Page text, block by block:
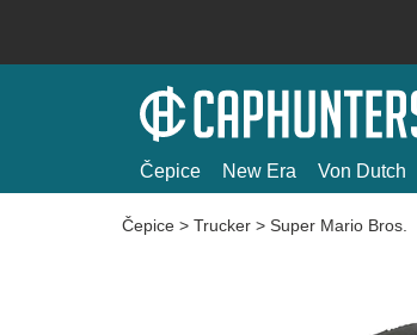
Čepice New Era Von Dutch
Čepice > Trucker > Super Mario Bros.